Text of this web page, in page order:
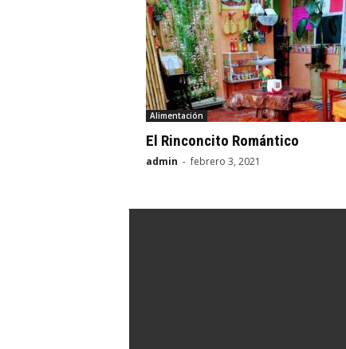
Alimentación
El Rinconcito Romántico
admin - febrero 3, 2021